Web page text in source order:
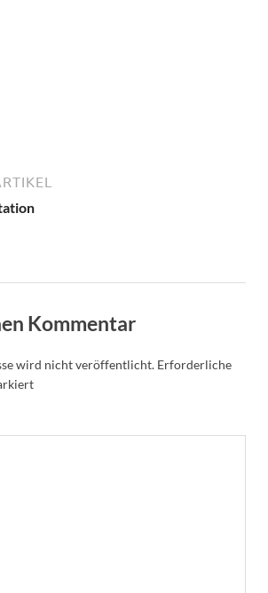
Kommentar
wird nicht veröffentlicht. Erforderliche